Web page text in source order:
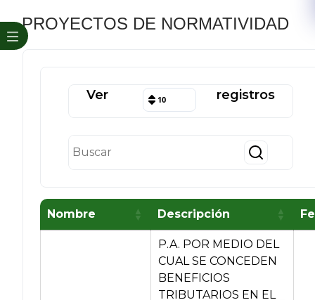
PROYECTOS DE NORMATIVIDAD
Ver 10 registros
Nombre Descripción
P.A. POR MEDIO DEL
CUAL SE CONCEDEN
BENEFICIOS
TRIBUTARIOS EN EL